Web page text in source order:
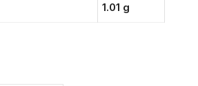
1.01 g